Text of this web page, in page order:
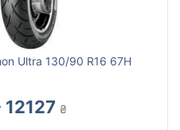
Ultra 130/90 R16 67H
₴